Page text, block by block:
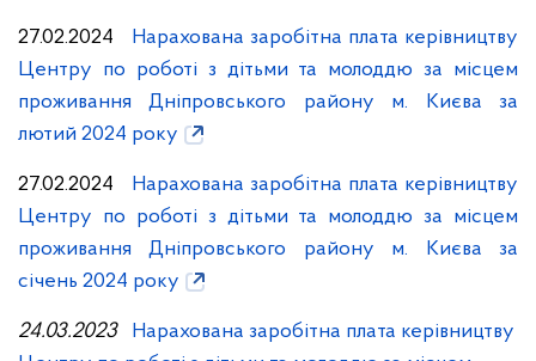
27.02.2024
Нарахована заробітна плата керівництву
Центру по роботі з дітьми та молоддю за місцем
проживання Дніпровського району м. Києва за
лютий 2024 року
27.02.2024
Нарахована заробітна плата керівництву
Центру по роботі з дітьми та молоддю за місцем
проживання Дніпровського району м. Києва за
січень 2024 року
24.03.2023
Нарахована заробітна плата керівництву